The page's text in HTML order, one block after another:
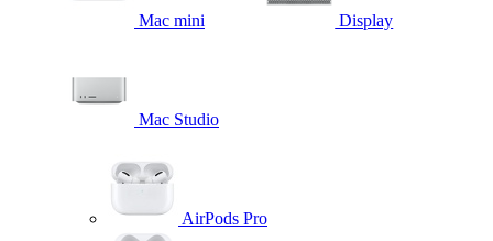
Mac mini Display
Mac Studio
AirPods Pro